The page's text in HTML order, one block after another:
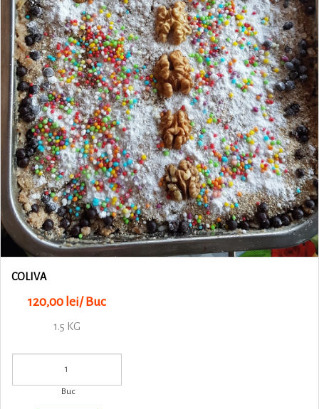
COLIVA
120,00 lei/ Buc
1.5 KG
Buc